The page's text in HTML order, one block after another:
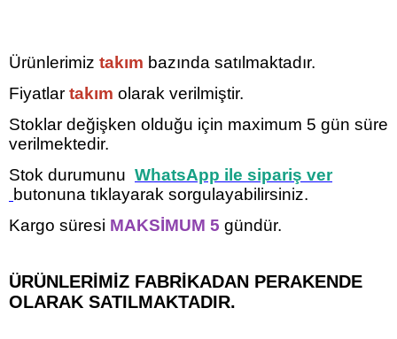
Ürünlerimiz takım bazında satılmaktadır.
Fiyatlar takım olarak verilmiştir.
Stoklar değişken olduğu için maximum 5 gün süre
verilmektedir.
Stok durumunu WhatsApp ile sipariş ver
butonuna tıklayarak sorgulayabilirsiniz.
Kargo süresi MAKSİMUM 5 gündür.
ÜRÜNLERİMİZ FABRİKADAN PERAKENDE
OLARAK SATILMAKTADIR.